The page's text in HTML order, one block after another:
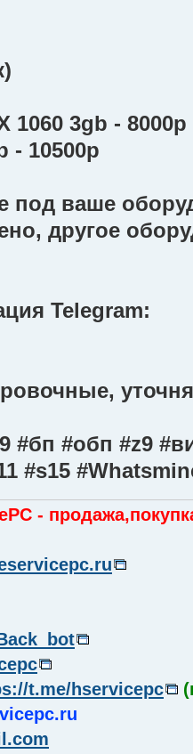
1060 3gb - 8000р
- 10500р
под ваше
другое
Telegram:
#бп #обп #z9
#s15
-
t.me/hservicepc